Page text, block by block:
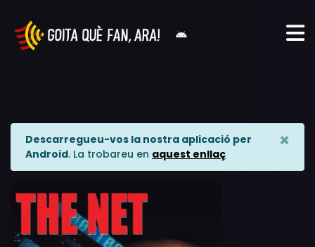
Descarregueu-vos la nostra aplicació per
Android. La trobareu en aquest enllaç
×